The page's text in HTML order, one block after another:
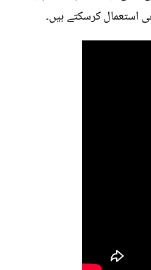
استعمال کرسکتے ہیں۔